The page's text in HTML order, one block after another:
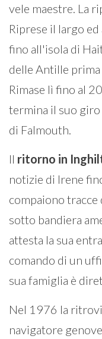
vele maestre. La
Riprese il largo ed
fino all'isola di
delle Antille prima
Rimase lì fino al
termina il suo giro
di Falmouth.
Il ritorno in
notizie di Irene
compaiono tracce
sotto bandiera
attesta la sua
comando di un
sua famiglia è
Nel 1976 la
navigatore